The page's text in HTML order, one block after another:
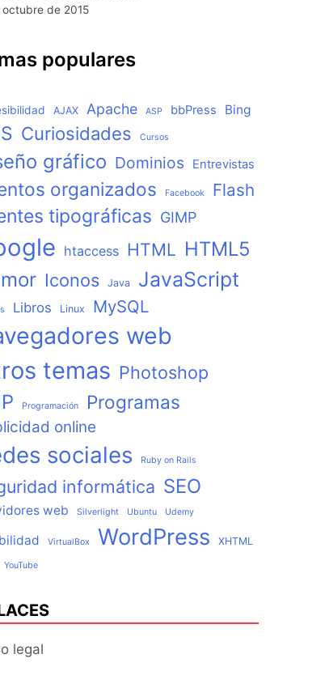
de 2015
populares
AJAX Apache ASP bbPress Bing
Curiosidades Cursos
gráfico Dominios Entrevistas
organizados Facebook Flash
tipográficas GIMP
htaccess HTML HTML5
Iconos Java JavaScript
Libros Linux MySQL
web
temas Photoshop
Programación Programas
online
sociales Ruby on Rails
informática SEO
web Silverlight Ubuntu Udemy
VirtualBox WordPress
XHTML
YouTube
legal